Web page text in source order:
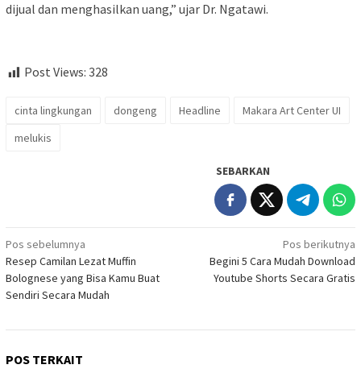
dijual dan menghasilkan uang,” ujar Dr. Ngatawi.
Post Views: 328
cinta lingkungan dongeng Headline
Makara Art Center UI
melukis
SEBARKAN
Navigasi
pos
Pos sebelumnya
Resep Camilan Lezat Muffin
Bolognese yang Bisa Kamu Buat
Sendiri Secara Mudah
Pos berikutnya
Begini 5 Cara Mudah Download
Youtube Shorts Secara Gratis
POS TERKAIT